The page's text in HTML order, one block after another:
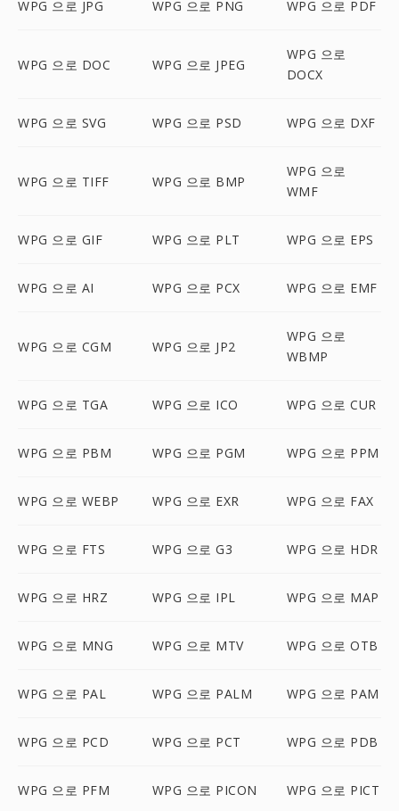
WPG 으로 JPG WPG 으로 PNG WPG 으로 PDF
WPG 으로 DOC WPG 으로 JPEG
WPG 으로
DOCX
WPG 으로 SVG WPG 으로 PSD WPG 으로 DXF
WPG 으로 TIFF WPG 으로 BMP
WPG 으로
WMF
WPG 으로 GIF WPG 으로 PLT WPG 으로 EPS
WPG 으로 AI WPG 으로 PCX WPG 으로 EMF
WPG 으로 CGM WPG 으로 JP2
WPG 으로
WBMP
WPG 으로 TGA WPG 으로 ICO WPG 으로 CUR
WPG 으로 PBM WPG 으로 PGM WPG 으로 PPM
WPG 으로 WEBP WPG 으로 EXR WPG 으로 FAX
WPG 으로 FTS WPG 으로 G3 WPG 으로 HDR
WPG 으로 HRZ WPG 으로 IPL WPG 으로 MAP
WPG 으로 MNG WPG 으로 MTV WPG 으로 OTB
WPG 으로 PAL WPG 으로 PALM WPG 으로 PAM
WPG 으로 PCD WPG 으로 PCT WPG 으로 PDB
WPG 으로 PFM WPG 으로 PICON WPG 으로 PICT